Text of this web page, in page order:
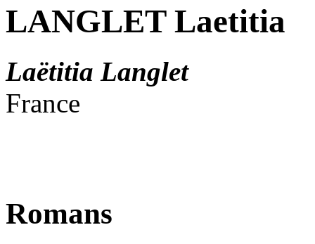
LANGLET Laetitia
Laëtitia Langlet
France
Romans